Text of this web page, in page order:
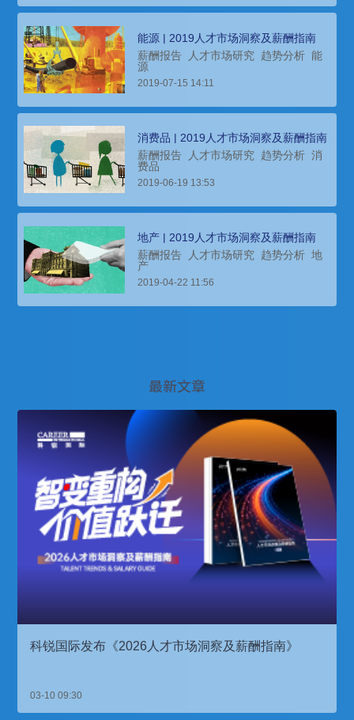
能源 | 2019人才市场洞察及薪酬指南
薪酬报告
人才市场研究 趋势分析 能
源
2019-07-15 14:11
消费品 | 2019人才市场洞察及薪酬指南
薪酬报告
人才市场研究 趋势分析 消
费品
2019-06-19 13:53
地产 | 2019人才市场洞察及薪酬指南
薪酬报告
人才市场研究 趋势分析 地
产
2019-04-22 11:56
最新文章
科锐国际发布《2026人才市场洞察及薪酬指南》
03-10 09:30